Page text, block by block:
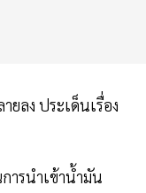
ลง ประเด็นเรื่อง
รนำเข้าน้ำมัน